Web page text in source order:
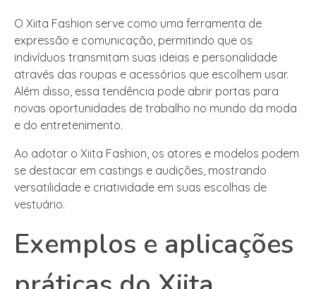
O Xiita Fashion serve como uma ferramenta de
expressão e comunicação, permitindo que os
indivíduos transmitam suas ideias e personalidade
através das roupas e acessórios que escolhem usar.
Além disso, essa tendência pode abrir portas para
novas oportunidades de trabalho no mundo da moda
e do entretenimento.
Ao adotar o Xiita Fashion, os atores e modelos podem
se destacar em castings e audições, mostrando
versatilidade e criatividade em suas escolhas de
vestuário.
Exemplos e aplicações